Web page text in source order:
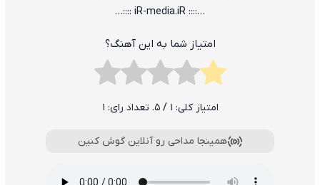
…:::: iR-media.iR ::::…
امتیاز شما به این آهنگ؟
امتیاز کلی: 1 / 5. تعداد رای: 1
همینجا مداحی رو آنلاین گوش کنین